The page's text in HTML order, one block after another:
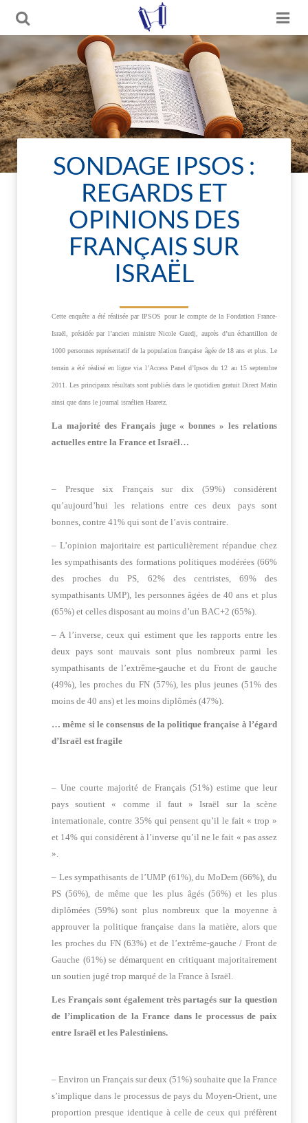
SONDAGE IPSOS :
REGARDS ET
OPINIONS DES
FRANÇAIS SUR
ISRAËL
Cette enquête a été réalisée par IPSOS pour le compte de la Fondation France-
Israël, présidée par l’ancien ministre Nicole Guedj, auprès d’un échantillon de
1000 personnes représentatif de la population française âgée de 18 ans et plus. Le
terrain a été réalisé en ligne via l’Access Panel d’Ipsos du 12 au 15 septembre
2011. Les principaux résultats sont publiés dans le quotidien gratuit Direct Matin
ainsi que dans le journal israélien Haaretz.
La majorité des Français juge « bonnes » les relations
actuelles entre la France et Israël…
– Presque six Français sur dix (59%) considèrent
qu’aujourd’hui les relations entre ces deux pays sont
bonnes, contre 41% qui sont de l’avis contraire.
– L’opinion majoritaire est particulièrement répandue chez
les sympathisants des formations politiques modérées (66%
des proches du PS, 62% des centristes, 69% des
sympathisants UMP), les personnes âgées de 40 ans et plus
(65%) et celles disposant au moins d’un BAC+2 (65%).
– A l’inverse, ceux qui estiment que les rapports entre les
deux pays sont mauvais sont plus nombreux parmi les
sympathisants de l’extrême-gauche et du Front de gauche
(49%), les proches du FN (57%), les plus jeunes (51% des
moins de 40 ans) et les moins diplômés (47%).
… même si le consensus de la politique française à l’égard
d’Israël est fragile
– Une courte majorité de Français (51%) estime que leur
pays soutient « comme il faut » Israël sur la scène
internationale, contre 35% qui pensent qu’il le fait « trop »
et 14% qui considèrent à l’inverse qu’il ne le fait « pas assez
».
– Les sympathisants de l’UMP (61%), du MoDem (66%), du
PS (56%), de même que les plus âgés (56%) et les plus
diplômées (59%) sont plus nombreux que la moyenne à
approuver la politique française dans la matière, alors que
les proches du FN (63%) et de l’extrême-gauche / Front de
Gauche (61%) se démarquent en critiquant majoritairement
un soutien jugé trop marqué de la France à Israël.
Les Français sont également très partagés sur la question
de l’implication de la France dans le processus de paix
entre Israël et les Palestiniens.
– Environ un Français sur deux (51%) souhaite que la France
s’implique dans le processus de pays du Moyen-Orient, une
proportion presque identique à celle de ceux qui préfèrent